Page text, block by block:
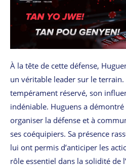
À la tête de cette défense,
un véritable leader sur le terrain.
tempérament réservé, son
indéniable. Huguens a
organiser la défense et à
ses coéquipiers. Sa présence
lui ont permis d’anticiper les
rôle essentiel dans la solidité de